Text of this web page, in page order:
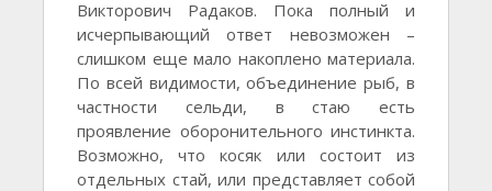
Викторович Радаков. Пока полный и
исчерпывающий ответ невозможен –
слишком еще мало накоплено материала.
По всей видимости, объединение рыб, в
частности сельди, в стаю есть
проявление оборонительного инстинкта.
Возможно, что косяк или состоит из
отдельных стай, или представляет собой